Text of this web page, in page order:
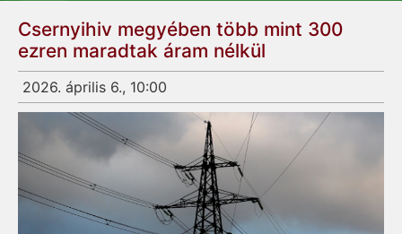
Csernyihiv megyében több mint 300
ezren maradtak áram nélkül
2026. április 6., 10:00